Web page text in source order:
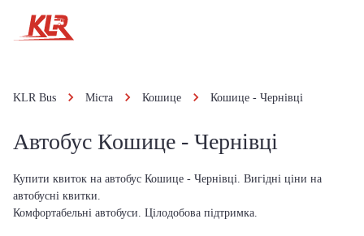
KLR Bus Міста Кошице Кошице - Чернівці
Автобус Кошице - Чернівці
Купити квиток на автобус Кошице - Чернівці. Вигідні ціни на
автобусні квитки.
Комфортабельні автобуси. Цілодобова підтримка.